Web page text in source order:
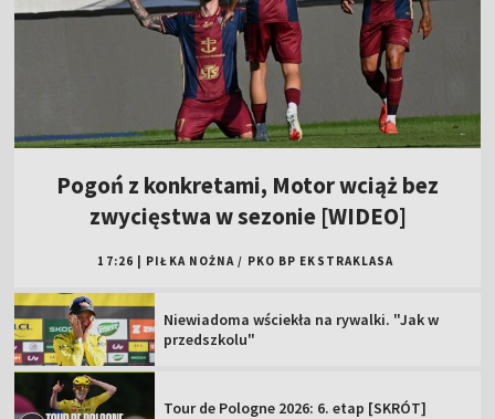
Pogoń z konkretami, Motor wciąż bez
zwycięstwa w sezonie [WIDEO]
17:26 PIŁKA NOŻNA / PKO BP EKSTRAKLASA
Niewiadoma wściekła na rywalki. "Jak w
przedszkolu"
Tour de Pologne 2026: 6. etap [SKRÓT]